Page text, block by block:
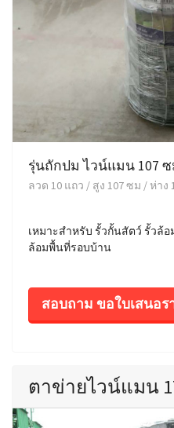
รุ่นถักปม ไวน์แมน 107 ซ
ลวด 10 แถว / สูง 107 ซม / ห่าง
เหมาะสำหรับ รั้วกั้นสัตว์ รั้วล้
ล้อมพื้นที่รอบบ้าน
สอบถาม ขอใบเสนอร
ตาข่ายไวน์แมน